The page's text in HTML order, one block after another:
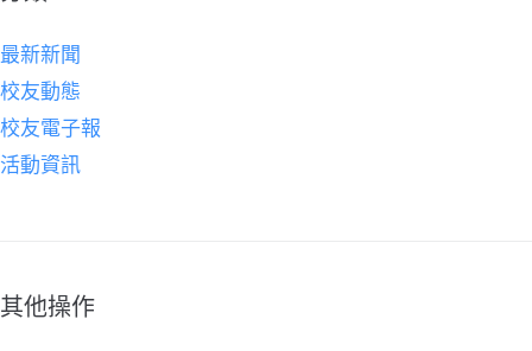
最新新聞
校友動態
校友電子報
活動資訊
其他操作